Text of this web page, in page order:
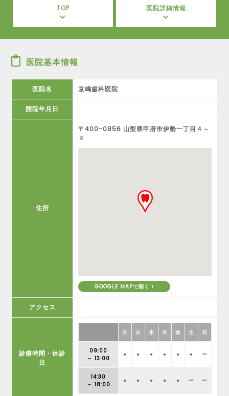
TOP 医院詳細情報
医院基本情報
医院名 京嶋歯科医院
開院年月日
住所
〒400-0856 山梨県甲府市伊勢一丁目４－
４
GOOGLE MAPで開く
アクセス
診療時間・休診
日
月 火 水 木 金 土 日
09:00
～ 13:00
● ● ● ● ● ● ー
14:30
～ 18:00
● ● ● ● ● ー ー